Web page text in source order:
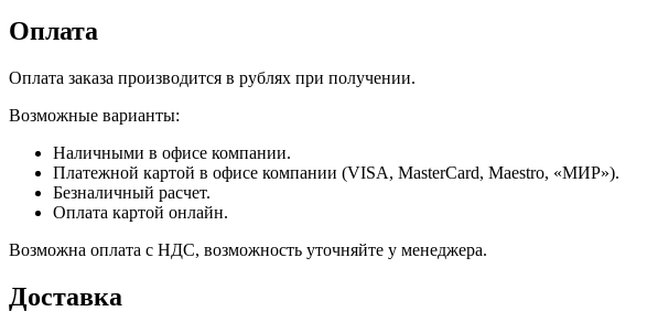
Оплата
Оплата заказа производится в рублях при получении.
Возможные варианты:
Наличными в офисе компании.
Платежной картой в офисе компании (VISA, MasterCard, Maestro, «МИР»).
Безналичный расчет.
Оплата картой онлайн.
Возможна оплата с НДС, возможность уточняйте у менеджера.
Доставка